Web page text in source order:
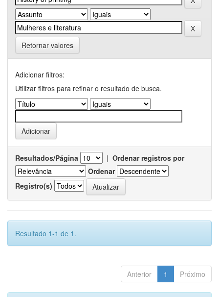
Retornar valores
Adicionar filtros:
Utilizar filtros para refinar o resultado de busca.
Resultados/Página | Ordenar registros por
Ordenar
Registro(s)
Resultado 1-1 de 1.
Anterior 1 Próximo